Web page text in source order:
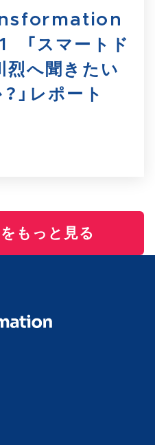
スマートド
烈へ聞きたい
」レポート
もっと見る